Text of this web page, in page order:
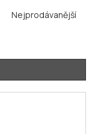
Nejprodávanější